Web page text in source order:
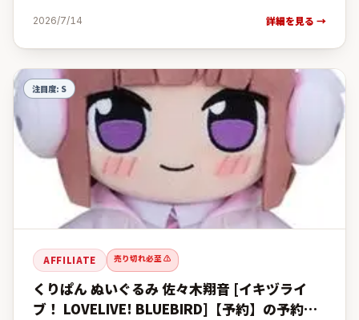
2026/7/14 詳細を見る →
注目度: S
AFFILIATE 売り切れ必至 ⚠️
くりぱん ぬいぐるみ 佐々木翔音 [イキヅライ
ブ！ LOVELIVE! BLUEBIRD]【予約】の予約・